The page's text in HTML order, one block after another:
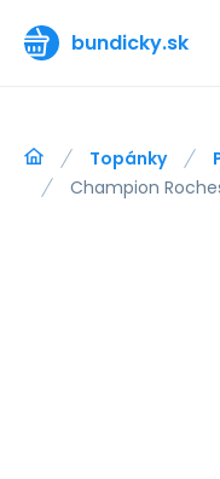
bundicky.sk
Topánky
Champion